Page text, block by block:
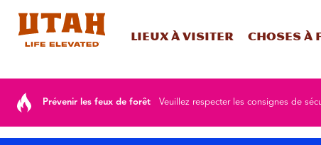
Lieux à visiter Choses à
Prévenir les feux de forêt Veuillez respecter les consignes de